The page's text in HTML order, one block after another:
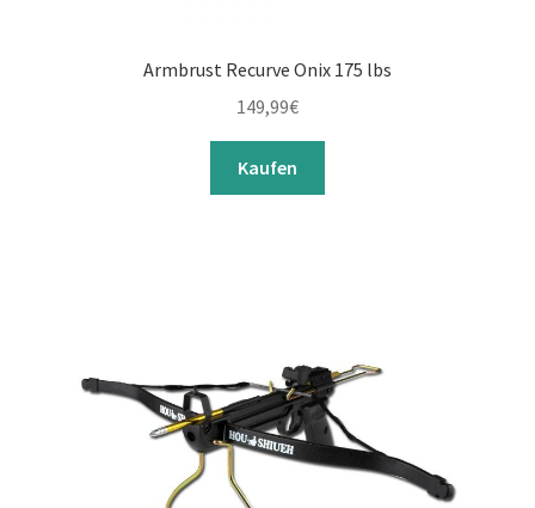
Armbrust Recurve Onix 175 lbs
149,99€
Kaufen